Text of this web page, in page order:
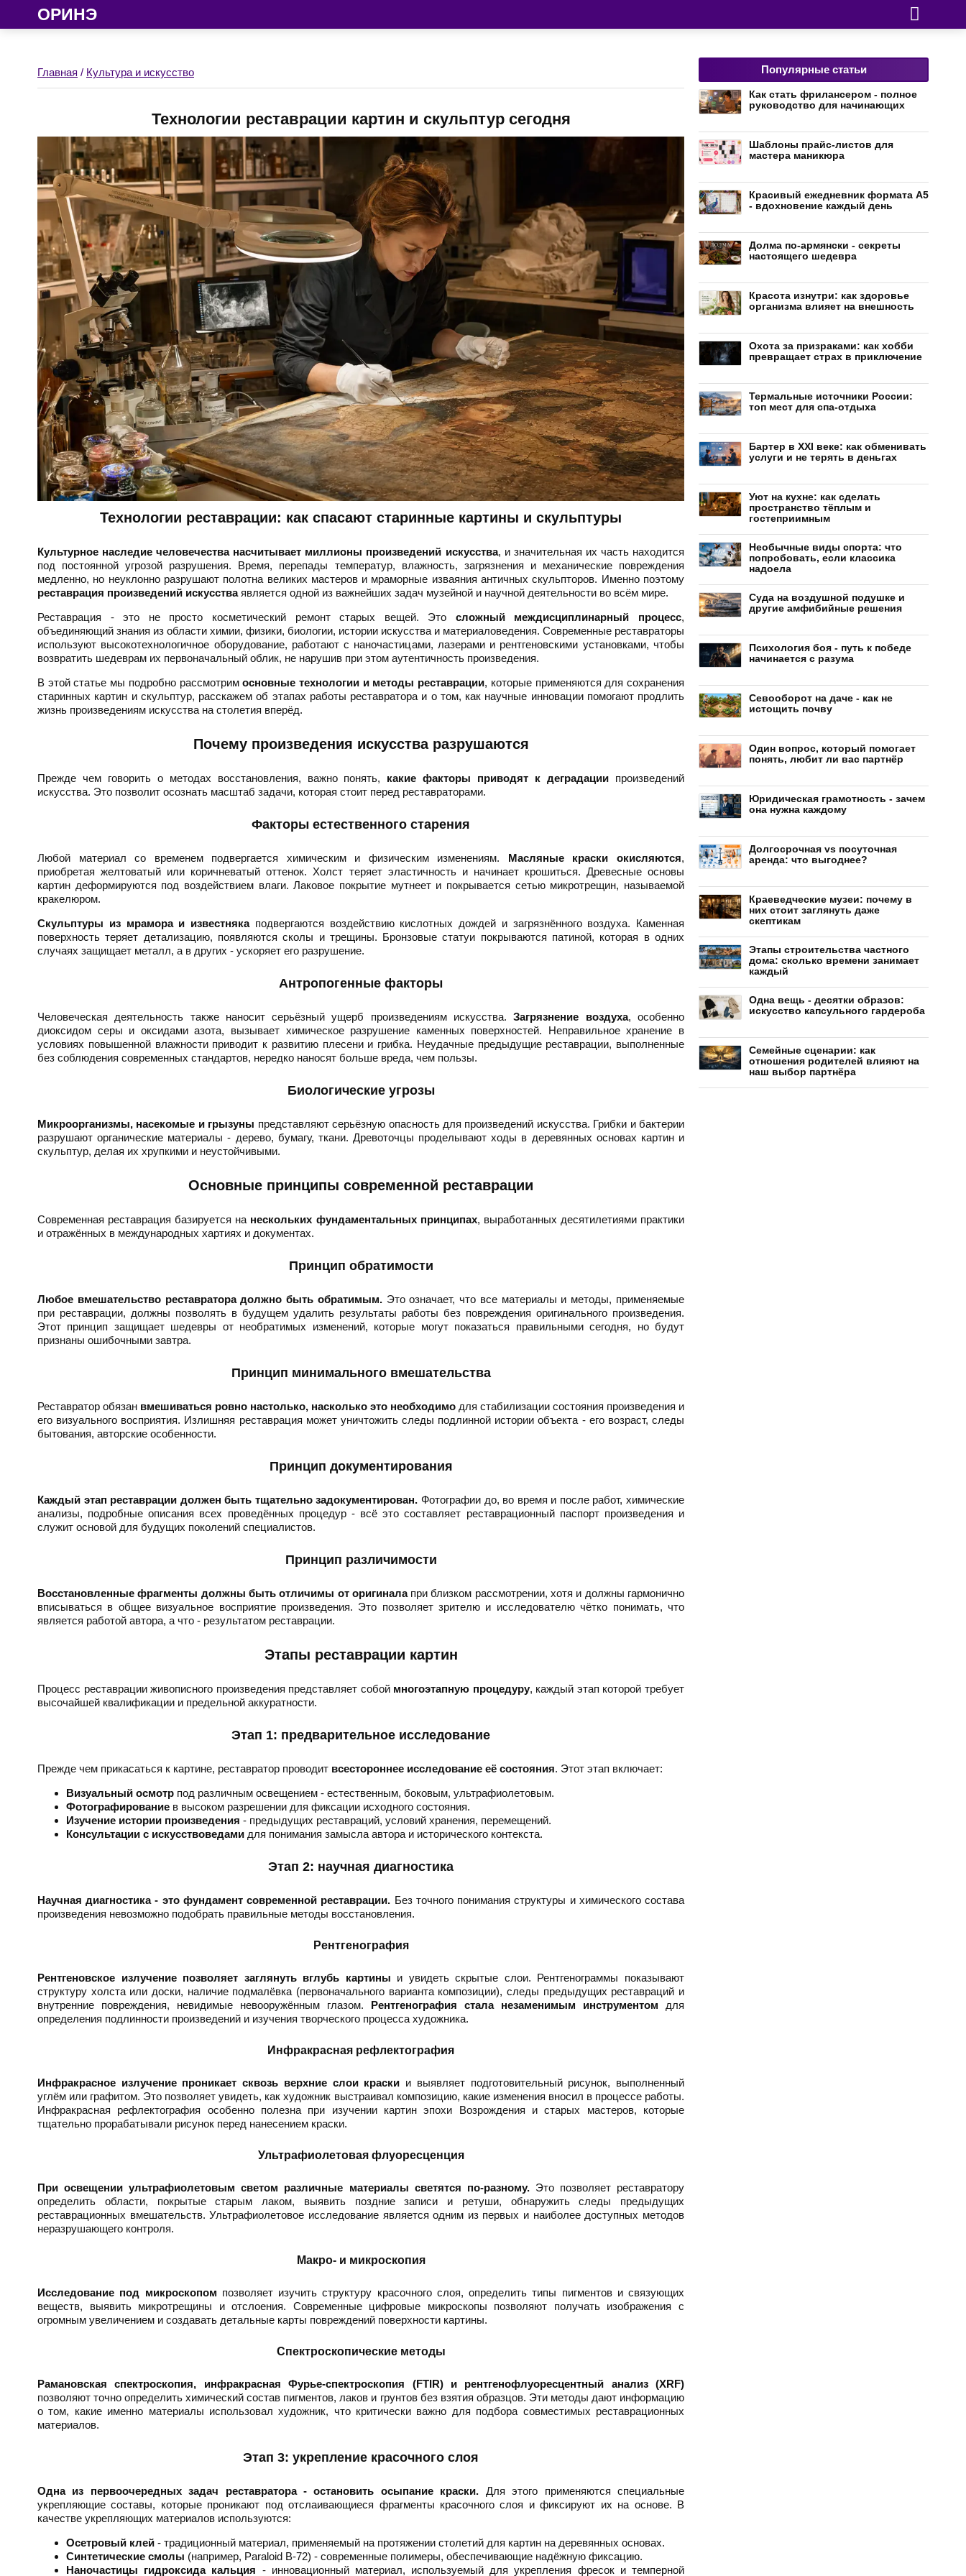
ОРИНЭ
Главная / Культура и искусство
Технологии реставрации картин и скульптур сегодня
Технологии реставрации: как спасают старинные картины и скульптуры
Культурное наследие человечества насчитывает миллионы произведений искусства, и значительная их часть находится
под постоянной угрозой разрушения. Время, перепады температур, влажность, загрязнения и механические повреждения
медленно, но неуклонно разрушают полотна великих мастеров и мраморные изваяния античных скульпторов. Именно поэтому
реставрация произведений искусстваявляется одной из важнейших задач музейной и научной деятельности во всём мире.
Реставрация - это не просто косметический ремонт старых вещей. Это сложный междисциплинарный процесс,
объединяющий знания из области химии, физики, биологии, истории искусства и материаловедения. Современные реставраторы
используют высокотехнологичное оборудование, работают с наночастицами, лазерами и рентгеновскими установками, чтобы
возвратить шедеврам их первоначальный облик, не нарушив при этом аутентичность произведения.
В этой статье мы подробно рассмотримосновные технологии и методы реставрации, которые применяются для сохранения
старинных картин и скульптур, расскажем об этапах работы реставратора и о том, как научные инновации помогают продлить
жизнь произведениям искусства на столетия вперёд.
Почему произведения искусства разрушаются
Прежде чем говорить о методах восстановления, важно понять, какие факторы приводят к деградации произведений
искусства. Это позволит осознать масштаб задачи, которая стоит перед реставраторами.
Факторы естественного старения
Любой материал со временем подвергается химическим и физическим изменениям. Масляные краски окисляются,
приобретая желтоватый или коричневатый оттенок. Холст теряет эластичность и начинает крошиться. Древесные основы
картин деформируются под воздействием влаги. Лаковое покрытие мутнеет и покрывается сетью микротрещин, называемой
кракелюром.
Скульптуры из мрамора и известнякаподвергаются воздействию кислотных дождей и загрязнённого воздуха. Каменная
поверхность теряет детализацию, появляются сколы и трещины. Бронзовые статуи покрываются патиной, которая в одних
случаях защищает металл, а в других - ускоряет его разрушение.
Антропогенные факторы
Человеческая деятельность также наносит серьёзный ущерб произведениям искусства.Загрязнение воздуха, особенно
диоксидом серы и оксидами азота, вызывает химическое разрушение каменных поверхностей. Неправильное хранение в
условиях повышенной влажности приводит к развитию плесени и грибка. Неудачные предыдущие реставрации, выполненные
без соблюдения современных стандартов, нередко наносят больше вреда, чем пользы.
Биологические угрозы
Микроорганизмы, насекомые и грызуны представляют серьёзную опасность для произведений искусства. Грибки и бактерии
разрушают органические материалы - дерево, бумагу, ткани. Древоточцы проделывают ходы в деревянных основах картин и
скульптур, делая их хрупкими и неустойчивыми.
Основные принципы современной реставрации
Современная реставрация базируется на нескольких фундаментальных принципах, выработанных десятилетиями практики
и отражённых в международных хартиях и документах.
Принцип обратимости
Любое вмешательство реставратора должно быть обратимым.Это означает, что все материалы и методы, применяемые
при реставрации, должны позволять в будущем удалить результаты работы без повреждения оригинального произведения.
Этот принцип защищает шедевры от необратимых изменений, которые могут показаться правильными сегодня, но будут
признаны ошибочными завтра.
Принцип минимального вмешательства
Реставратор обязан вмешиваться ровно настолько, насколько это необходимо для стабилизации состояния произведения и
его визуального восприятия. Излишняя реставрация может уничтожить следы подлинной истории объекта - его возраст, следы
бытования, авторские особенности.
Принцип документирования
Каждый этап реставрации должен быть тщательно задокументирован. Фотографии до, во время и после работ, химические
анализы, подробные описания всех проведённых процедур - всё это составляет реставрационный паспорт произведения и
служит основой для будущих поколений специалистов.
Принцип различимости
Восстановленные фрагменты должны быть отличимы от оригиналапри близком рассмотрении, хотя и должны гармонично
вписываться в общее визуальное восприятие произведения. Это позволяет зрителю и исследователю чётко понимать, что
является работой автора, а что - результатом реставрации.
Этапы реставрации картин
Процесс реставрации живописного произведения представляет собой многоэтапную процедуру, каждый этап которой требует
высочайшей квалификации и предельной аккуратности.
Этап 1: предварительное исследование
Прежде чем прикасаться к картине, реставратор проводит всестороннее исследование её состояния. Этот этап включает:
Визуальный осмотр под различным освещением - естественным, боковым, ультрафиолетовым.
Фотографирование в высоком разрешении для фиксации исходного состояния.
Изучение истории произведения - предыдущих реставраций, условий хранения, перемещений.
Консультации с искусствоведами для понимания замысла автора и исторического контекста.
Этап 2: научная диагностика
Научная диагностика - это фундамент современной реставрации. Без точного понимания структуры и химического состава
произведения невозможно подобрать правильные методы восстановления.
Рентгенография
Рентгеновское излучение позволяет заглянуть вглубь картины и увидеть скрытые слои. Рентгенограммы показывают
структуру холста или доски, наличие подмалёвка (первоначального варианта композиции), следы предыдущих реставраций и
внутренние повреждения, невидимые невооружённым глазом. Рентгенография стала незаменимым инструментом для
определения подлинности произведений и изучения творческого процесса художника.
Инфракрасная рефлектография
Инфракрасное излучение проникает сквозь верхние слои краски и выявляет подготовительный рисунок, выполненный
углём или графитом. Это позволяет увидеть, как художник выстраивал композицию, какие изменения вносил в процессе работы.
Инфракрасная рефлектография особенно полезна при изучении картин эпохи Возрождения и старых мастеров, которые
тщательно прорабатывали рисунок перед нанесением краски.
Ультрафиолетовая флуоресценция
При освещении ультрафиолетовым светом различные материалы светятся по-разному.Это позволяет реставратору
определить области, покрытые старым лаком, выявить поздние записи и ретуши, обнаружить следы предыдущих
реставрационных вмешательств. Ультрафиолетовое исследование является одним из первых и наиболее доступных методов
неразрушающего контроля.
Макро- и микроскопия
Исследование под микроскопом позволяет изучить структуру красочного слоя, определить типы пигментов и связующих
веществ, выявить микротрещины и отслоения. Современные цифровые микроскопы позволяют получать изображения с
огромным увеличением и создавать детальные карты повреждений поверхности картины.
Спектроскопические методы
Рамановская спектроскопия, инфракрасная Фурье-спектроскопия (FTIR) и рентгенофлуоресцентный анализ (XRF)
позволяют точно определить химический состав пигментов, лаков и грунтов без взятия образцов. Эти методы дают информацию
о том, какие именно материалы использовал художник, что критически важно для подбора совместимых реставрационных
материалов.
Этап 3: укрепление красочного слоя
Одна из первоочередных задач реставратора - остановить осыпание краски. Для этого применяются специальные
укрепляющие составы, которые проникают под отслаивающиеся фрагменты красочного слоя и фиксируют их на основе. В
качестве укрепляющих материалов используются:
Осетровый клей - традиционный материал, применяемый на протяжении столетий для картин на деревянных основах.
Синтетические смолы (например, Paraloid B-72) - современные полимеры, обеспечивающие надёжную фиксацию.
Наночастицы гидроксида кальция - инновационный материал, используемый для укрепления фресок и темперной
Популярные статьи
Как стать фрилансером - полное
руководство для начинающих
Шаблоны прайс-листов для
мастера маникюра
Красивый ежедневник формата А5
- вдохновение каждый день
Долма по-армянски - секреты
настоящего шедевра
Красота изнутри: как здоровье
организма влияет на внешность
Охота за призраками: как хобби
превращает страх в приключение
Термальные источники России:
топ мест для спа-отдыха
Бартер в XXI веке: как обменивать
услуги и не терять в деньгах
Уют на кухне: как сделать
пространство тёплым и
гостеприимным
Необычные виды спорта: что
попробовать, если классика
надоела
Суда на воздушной подушке и
другие амфибийные решения
Психология боя - путь к победе
начинается с разума
Севооборот на даче - как не
истощить почву
Один вопрос, который помогает
понять, любит ли вас партнёр
Юридическая грамотность - зачем
она нужна каждому
Долгосрочная vs посуточная
аренда: что выгоднее?
Краеведческие музеи: почему в
них стоит заглянуть даже
скептикам
Этапы строительства частного
дома: сколько времени занимает
каждый
Одна вещь - десятки образов:
искусство капсульного гардероба
Семейные сценарии: как
отношения родителей влияют на
наш выбор партнёра